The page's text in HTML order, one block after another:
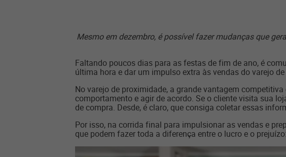
Mesmo em dezembro, é possível fazer mudanças que
Faltando poucos dias para as festas de fim de ano, é
última hora e dar um impulso extra às vendas do varejo
No varejo de proximidade, a grande vantagem
comportamento e agir de acordo. Se o cliente visita sua
de compra. Desde, é claro, que consiga coletar essas
Por isso, na corrida final para impulsionar as vendas e
que podem fazer toda a diferença entre o lucro e o prejuízo: